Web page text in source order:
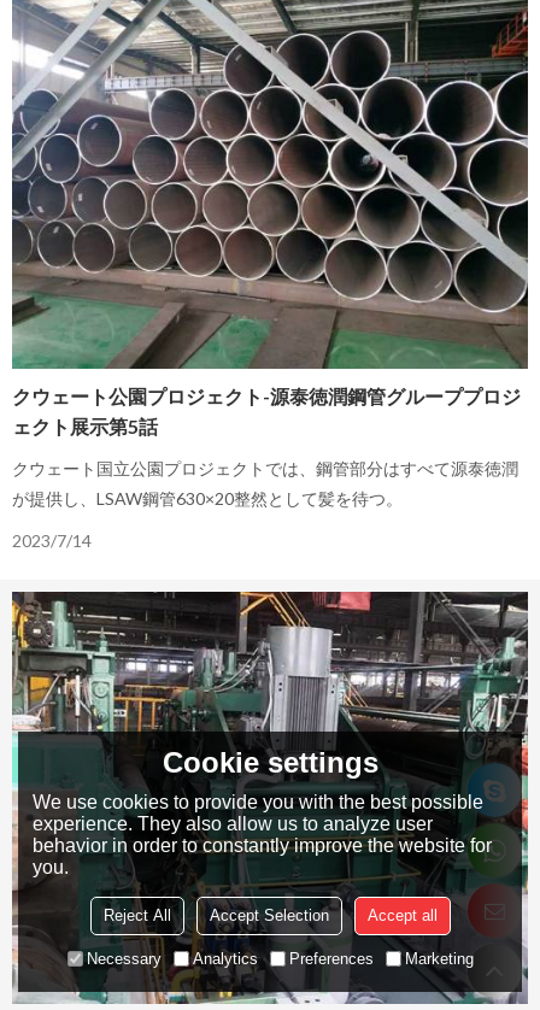
クウェート公園プロジェクト-源泰徳潤鋼管グループプロジ
ェクト展示第5話
クウェート国立公園プロジェクトでは、鋼管部分はすべて源泰徳潤
が提供し、LSAW鋼管630×20整然として髪を待つ。
2023/7/14
Cookie settings
We use cookies to provide you with the best possible
experience. They also allow us to analyze user
behavior in order to constantly improve the website for
you.
Reject All Accept Selection Accept all
Necessary Analytics Preferences Marketing